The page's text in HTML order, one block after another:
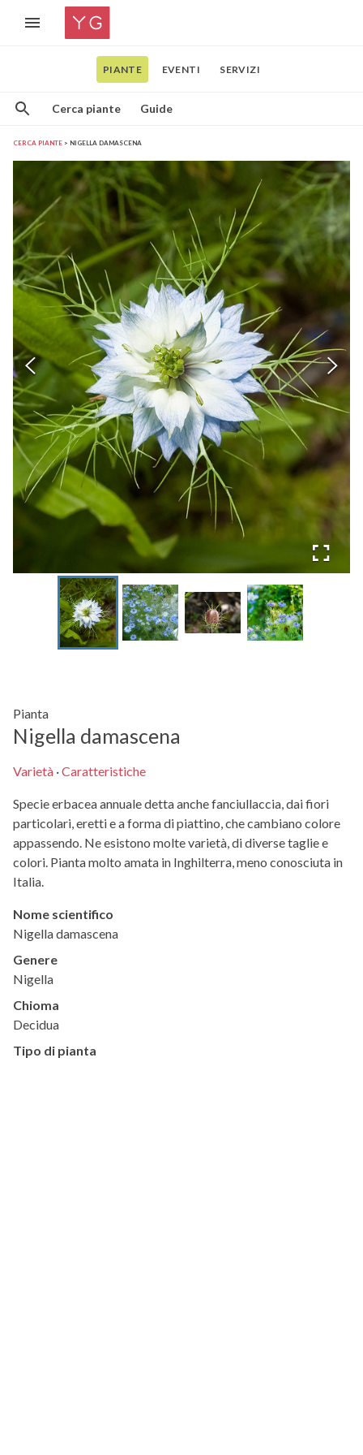
PIANTE EVENTI SERVIZI
Cerca piante Guide
CERCA PIANTE NIGELLA DAMASCENA
Pianta
Nigella damascena
Varietà ·Caratteristiche
Specie erbacea annuale detta anche fanciullaccia, dai fiori
particolari, eretti e a forma di piattino, che cambiano colore
appassendo. Ne esistono molte varietà, di diverse taglie e
colori. Pianta molto amata in Inghilterra, meno conosciuta in
Italia.
Nome scientifico
Nigella damascena
Genere
Nigella
Chioma
Decidua
Tipo di pianta